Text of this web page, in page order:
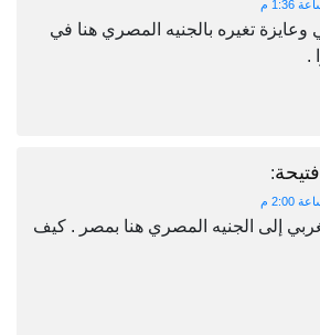
وعايزة تغيره بالجنيه المصري هنا في
.
:
إلى الجنيه المصري هنا بمصر . كيف